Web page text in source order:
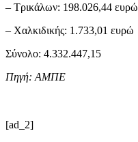
– Τρικάλων: 198.026,44 ευρώ
– Χαλκιδικής: 1.733,01 ευρώ
Σύνολο: 4.332.447,15
Πηγή: ΑΜΠΕ
[ad_2]